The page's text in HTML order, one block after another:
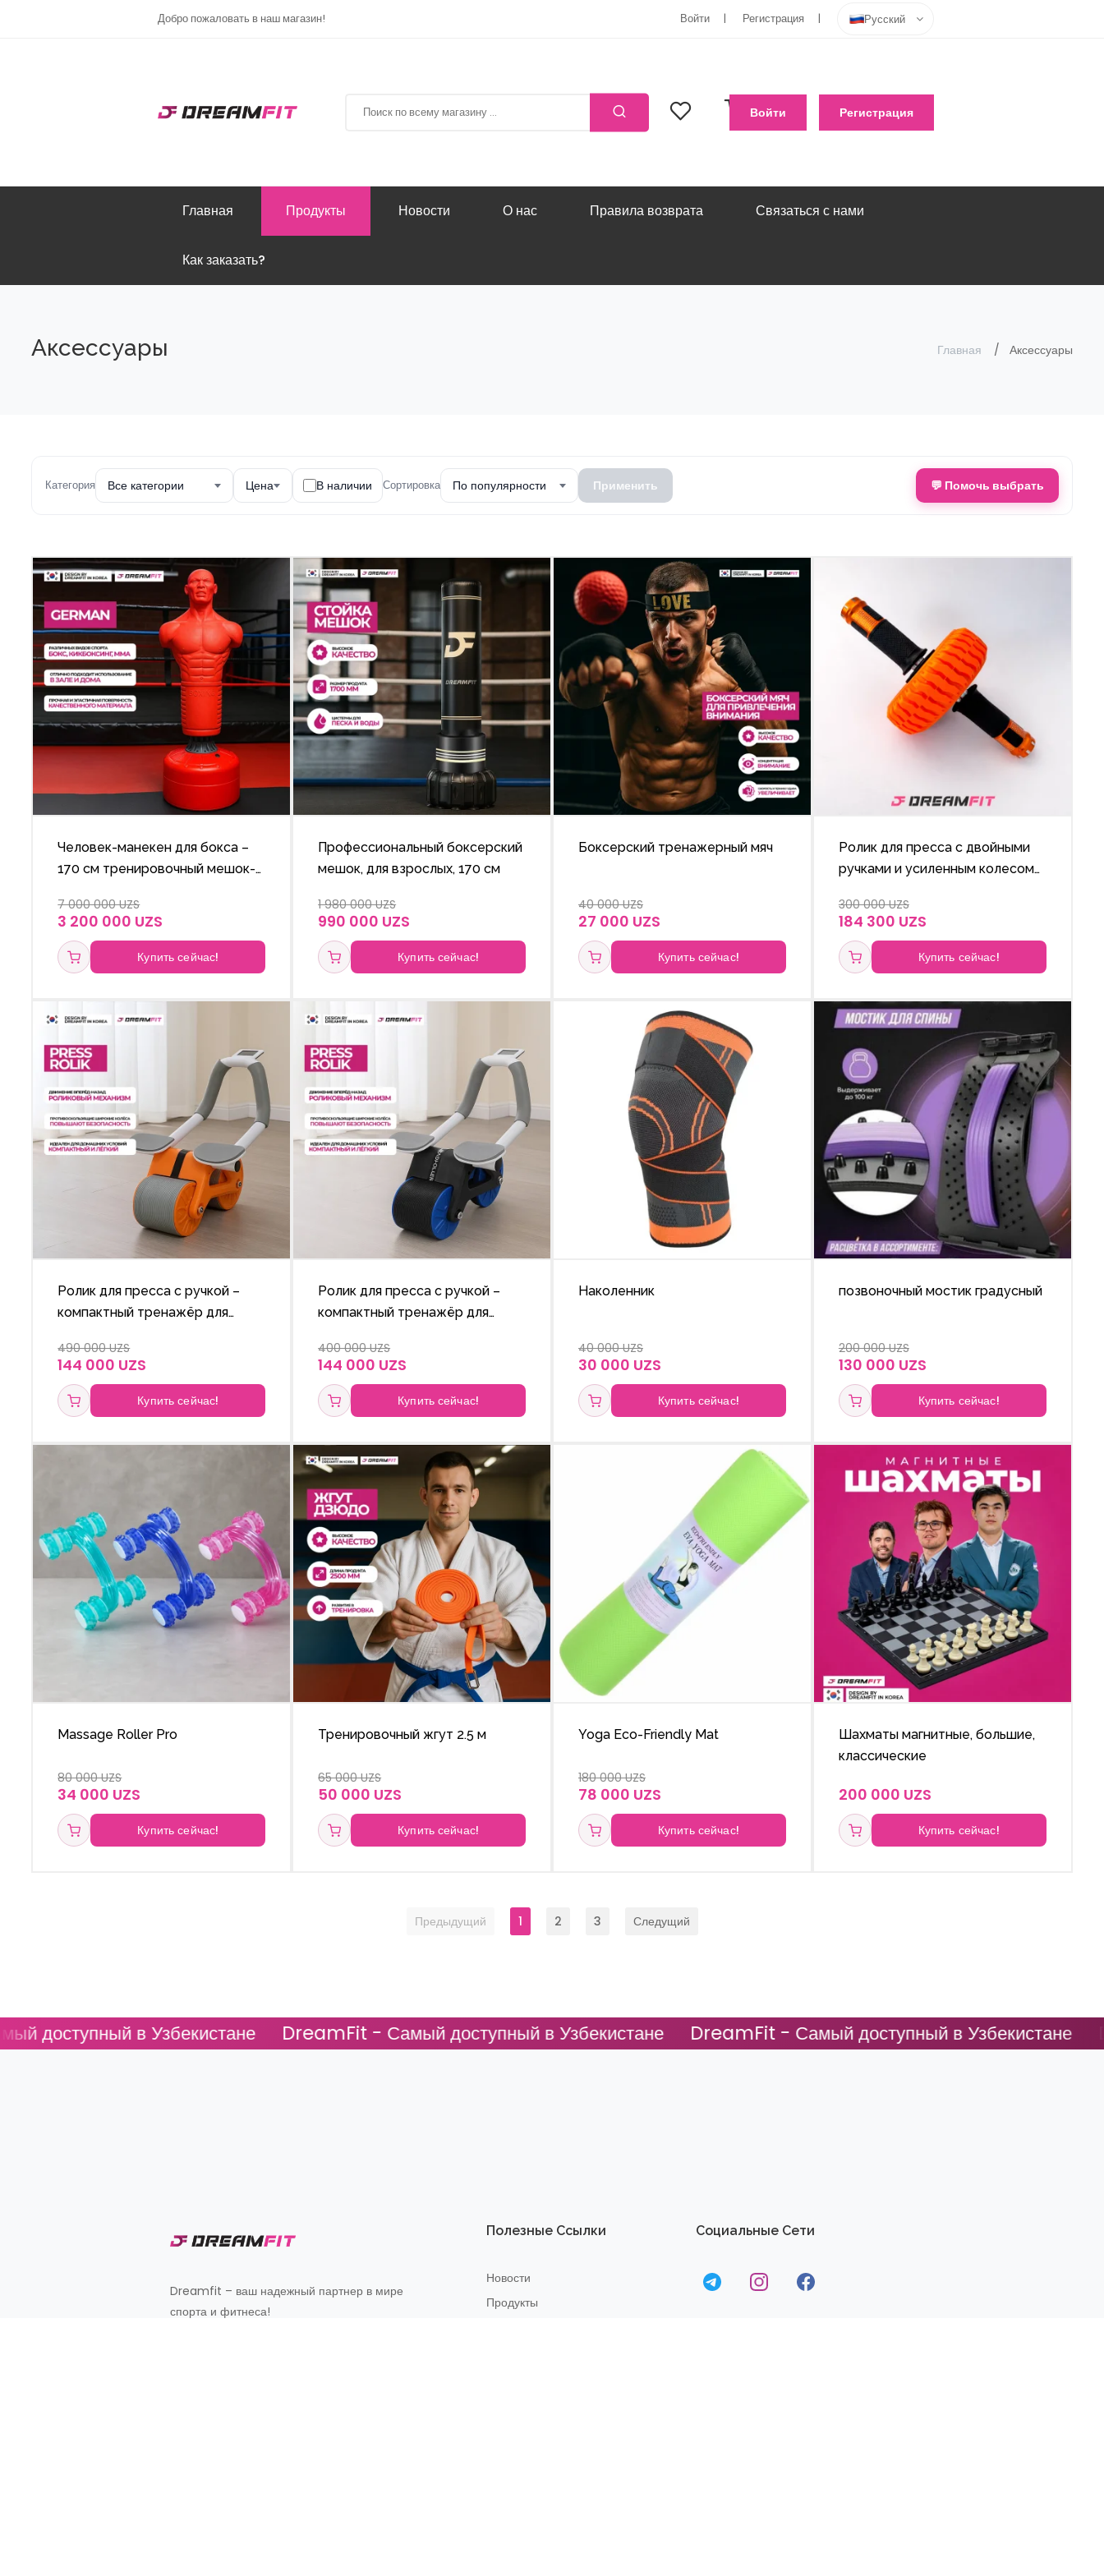
Добро пожаловать в наш магазин! Войти Регистрация Русский
Войти Регистрация
Главная Продукты Новости О нас Правила возврата Связаться с нами
Как заказать?
Аксессуары Главная Аксессуары
Категория Все категории Цена В наличии Сортировка По популярности Применить 💬 Помочь выбрать
Человек-манекен для бокса –
170 см тренировочный мешок-
7 000 000 UZS
3 200 000 UZS
Купить сейчас!
Профессиональный боксерский
мешок, для взрослых, 170 см
1 980 000 UZS
990 000 UZS
Купить сейчас!
Боксерский тренажерный мяч
40 000 UZS
27 000 UZS
Купить сейчас!
Ролик для пресса с двойными
ручками и усиленным колесом
300 000 UZS
184 300 UZS
Купить сейчас!
Ролик для пресса с ручкой –
компактный тренажёр для
490 000 UZS
144 000 UZS
Купить сейчас!
Ролик для пресса с ручкой –
компактный тренажёр для
400 000 UZS
144 000 UZS
Купить сейчас!
Наколенник
40 000 UZS
30 000 UZS
Купить сейчас!
позвоночный мостик градусный
200 000 UZS
130 000 UZS
Купить сейчас!
Massage Roller Pro
80 000 UZS
34 000 UZS
Купить сейчас!
Тренировочный жгут 2.5 м
65 000 UZS
50 000 UZS
Купить сейчас!
Yoga Eco-Friendly Mat
180 000 UZS
78 000 UZS
Купить сейчас!
Шахматы магнитные, большие,
классические
200 000 UZS
Купить сейчас!
Предыдущий 1 2 3 Следущий
в Узбекистане DreamFit - Самый доступный в Узбекистане DreamFit - Самый доступный в Узбекистане DreamFit -
Dreamfit – ваш надежный партнер в мире
спорта и фитнеса!
Полезные Ссылки
Новости
Продукты
Социальные Сети